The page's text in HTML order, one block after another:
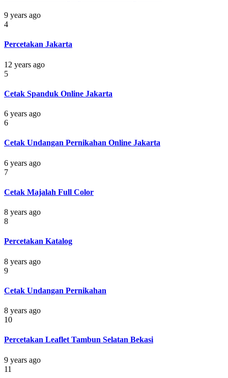
9 years ago
4
Percetakan Jakarta
12 years ago
5
Cetak Spanduk Online Jakarta
6 years ago
6
Cetak Undangan Pernikahan Online Jakarta
6 years ago
7
Cetak Majalah Full Color
8 years ago
8
Percetakan Katalog
8 years ago
9
Cetak Undangan Pernikahan
8 years ago
10
Percetakan Leaflet Tambun Selatan Bekasi
9 years ago
11